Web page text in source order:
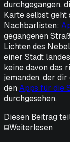
durchgegangen,
Karte selbst geht
Nachbarlisten:
gegangenen
Lichten des
einer Stadt
keine davon das
jemanden, der
den Apps für die
durchgesehen.
Diesen Beitrag
Weiterlesen